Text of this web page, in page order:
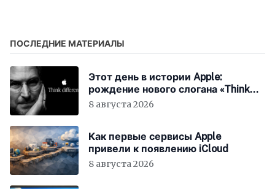
ПОСЛЕДНИЕ МАТЕРИАЛЫ
Этот день в истории Apple:
рождение нового слогана «Think
Different»
8 августа 2026
Как первые сервисы Apple
привели к появлению iCloud
8 августа 2026